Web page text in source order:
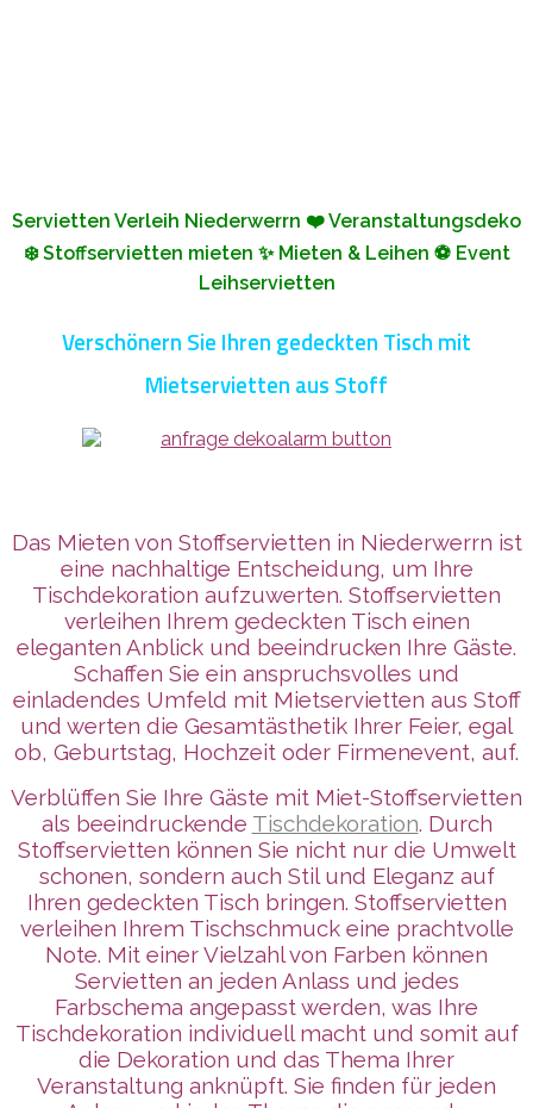
Servietten Verleih Niederwerrn ❤️ Veranstaltungsdeko
❄️ Stoffservietten mieten ✨ Mieten & Leihen ⚽ Event
Leihservietten
Verschönern Sie Ihren gedeckten Tisch mit
Mietservietten aus Stoff
Das Mieten von Stoffservietten in Niederwerrn ist
eine nachhaltige Entscheidung, um Ihre
Tischdekoration aufzuwerten. Stoffservietten
verleihen Ihrem gedeckten Tisch einen
eleganten Anblick und beeindrucken Ihre Gäste.
Schaffen Sie ein anspruchsvolles und
einladendes Umfeld mit Mietservietten aus Stoff
und werten die Gesamtästhetik Ihrer Feier, egal
ob, Geburtstag, Hochzeit oder Firmenevent, auf.
Verblüffen Sie Ihre Gäste mit Miet-Stoffservietten
als beeindruckende Tischdekoration. Durch
Stoffservietten können Sie nicht nur die Umwelt
schonen, sondern auch Stil und Eleganz auf
Ihren gedeckten Tisch bringen. Stoffservietten
verleihen Ihrem Tischschmuck eine prachtvolle
Note. Mit einer Vielzahl von Farben können
Servietten an jeden Anlass und jedes
Farbschema angepasst werden, was Ihre
Tischdekoration individuell macht und somit auf
die Dekoration und das Thema Ihrer
Veranstaltung anknüpft. Sie finden für jeden